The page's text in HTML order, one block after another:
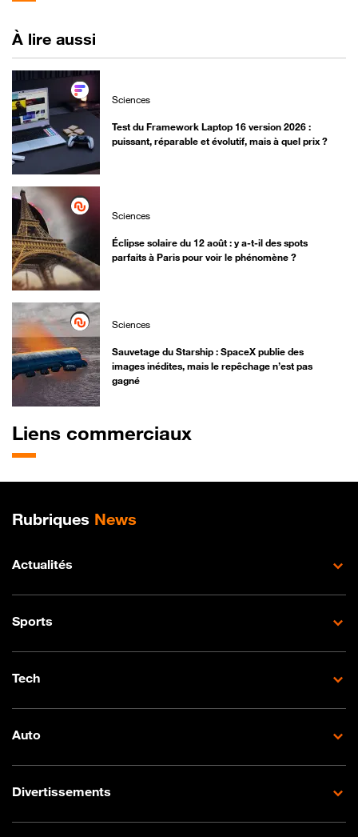
À lire aussi
Sciences
Test du Framework Laptop 16 version 2026 :
puissant, réparable et évolutif, mais à quel prix ?
Sciences
Éclipse solaire du 12 août : y a-t-il des spots
parfaits à Paris pour voir le phénomène ?
Sciences
Sauvetage du Starship : SpaceX publie des
images inédites, mais le repêchage n’est pas
gagné
Liens commerciaux
Plan de site
Rubriques News
Actualités
Sports
Tech
Auto
Divertissements